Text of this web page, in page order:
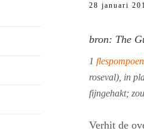
28 januari
bron: The
1
roseval), in
fijngehakt;
Verhit de